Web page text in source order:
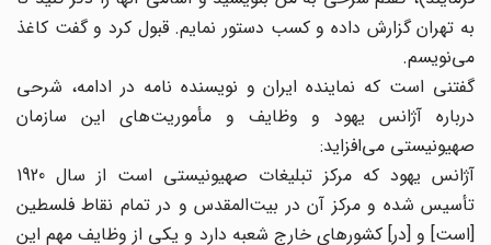
به تهران گزارش داده و کسب دستور نمایم. قبول کرد و گفت کاغذ
می‌نویسم.
گفتنی است که نماینده ایران و نویسنده نامه در ادامه، شرحی
درباره آژانس یهود و وظایف و مأموریت‌های این سازمان
صهیونیستی می‌افزاید:
آژانس یهود که مرکز تبلیغات صهیونیستی است از سال 1920
تأسیس شده و مرکز آن در بیت‌المقدس و در تمام نقاط فلسطین
[است] و [در] کشورهای خارج شعبه دارد و یکی از وظایف مهم این